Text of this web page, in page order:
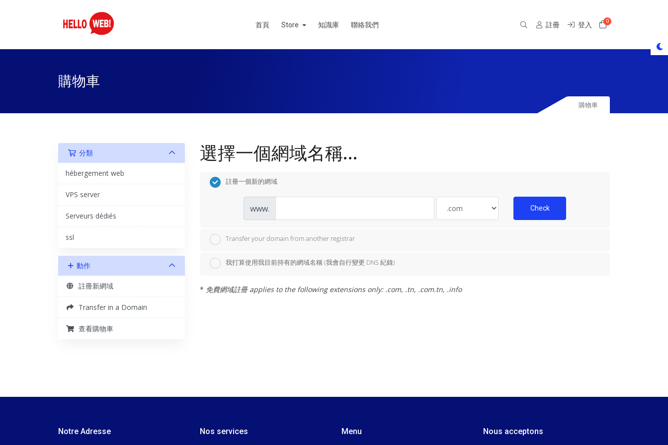
首頁 Store 知識庫 聯絡我們 註冊 登入 0購物車
購物車
購物車
分類
hébergement web
VPS server
Serveurs dédiés
ssl
動作
註冊新網域
Transfer in a Domain
查看購物車
選擇一個網域名稱...
註冊一個新的網域
www. Check
Transfer your domain from another registrar
我打算使用我目前持有的網域名稱 (我會自行變更 DNS 紀錄)
* 免費網域註冊 applies to the following extensions only: .com, .tn, .com.tn, .info
Notre Adresse Nos services Menu Nous acceptons